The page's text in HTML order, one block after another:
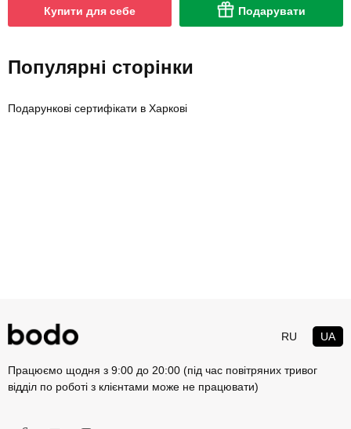
Купити для себе Подарувати
Популярні сторінки
Подарункові сертифікати в Харкові
RU UA
Працюємо щодня з 9:00 до 20:00 (під час повітряних тривог
відділ по роботі з клієнтами може не працювати)